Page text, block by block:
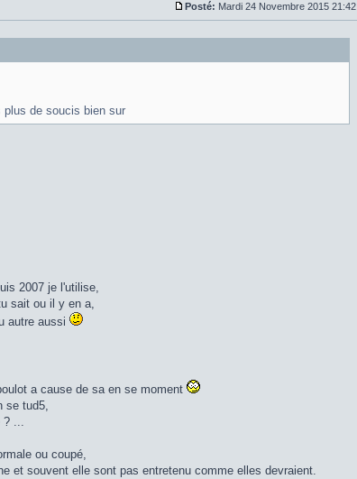
Posté: Mardi 24 Novembre 2015 21:42
plus de soucis bien sur
2007 je l'utilise,
sait ou il y en a,
autre aussi
a cause de sa en se moment
se tud5,
? ...
ou coupé,
et souvent elle sont pas entretenu comme elles devraient.